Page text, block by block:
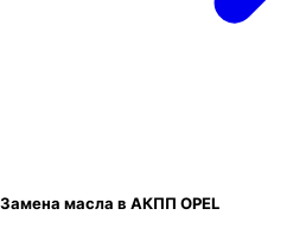
Замена масла в АКПП OPEL